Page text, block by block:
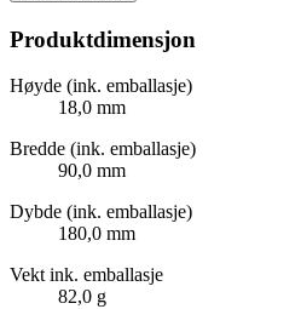
Produktdimensjon
Høyde (ink. emballasje)
18,0 mm
Bredde (ink. emballasje)
90,0 mm
Dybde (ink. emballasje)
180,0 mm
Vekt ink. emballasje
82,0 g